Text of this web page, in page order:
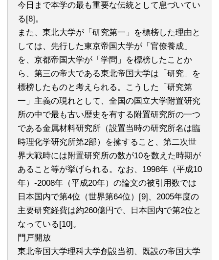
今日まで本学の最も重要な伝統として息づいてい
る[8]。
また、東北大学が「研究第一」を標榜した理由と
しては、先行した東京帝国大学が「官僚養成」
を、京都帝国大学が「学問」を標榜したことか
ら、第三の帝大である東北帝国大学は「研究」を
標榜したものと考えられる。こうした「研究第
一」主義の現れとして、全国の国立大学附置研究
所の中で最も古い歴史を有する附置研究所の一つ
である金属材料研究所（設置当時の研究所名は臨
時理化学研究所第2部）を擁すること、第二次世
界大戦時には附置研究所の数が10を数えた時期が
あること等が挙げられる。なお、1998年（平成10
年）-2008年（平成20年）の論文の被引用数では
日本国内で第4位（世界第64位）[9]、2005年度の
主要研究経費は約260億円で、日本国内で第2位と
なっている[10]。
門戸開放
東北帝国大学理科大学創設当初、既設の帝国大学